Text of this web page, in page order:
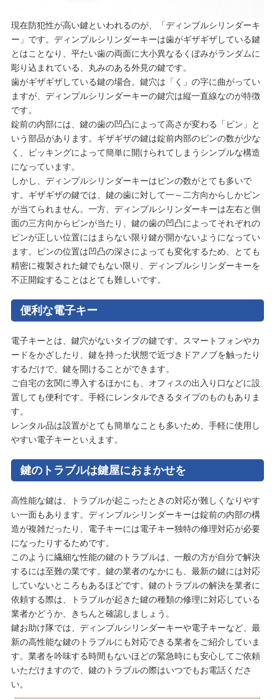
現在防犯性が高い鍵といわれるのが、「ディンプルシリンダーキ
ー」です。ディンプルシリンダーキーは歯がギザギザしている鍵
とはことなり、平たい歯の両面に大小異なるくぼみがランダムに
彫り込まれている、丸みのある外見の鍵です。
歯がギザギザしている鍵の場合。鍵穴は「く」の字に曲がってい
ますが、ディンプルシリンダーキーの鍵穴は縦一直線なのが特徴
です。
錠前の内部には、鍵の歯の凹凸によって高さが変わる「ピン」と
いう部品があります。ギザギザの鍵は錠前内部のピンの数が少な
く、ピッキングによって簡単に開けられてしまうシンプルな構造
になっています。
しかし、ディンプルシリンダーキーはピンの数がとても多いで
す。ギザギザの鍵では、鍵の歯に対して一～二方向からしかピン
が当てられません。一方、ディンプルシリンダーキーは左右と側
面の三方向からピンが当たり、鍵の歯の凹凸によってそれぞれの
ピンが正しい位置にはまらない限り鍵が開かないようになってい
ます。ピンの位置は凹凸の深さによっても変化するため、とても
精密に複製された鍵でもない限り、ディンプルシリンダーキーを
不正開錠することはとても難しいです。
便利な電子キー
電子キーとは、鍵穴がないタイプの鍵です。スマートフォンやカ
ードをかざしたり、鍵を持った状態で近づきドアノブを触ったり
するだけで、鍵を開けることができます。
ご自宅の玄関に導入するほかにも、オフィスの出入り口などに設
置しても便利です。手軽にレンタルできるタイプのものもありま
す。
レンタル品は設置がとても簡単なことも多いため、手軽に使用し
やすい電子キーといえます。
鍵のトラブルは鍵屋におまかせを
高性能な鍵は、トラブルが起こったときの対応が難しくなりやす
い一面もあります。ディンプルシリンダーキーは錠前の内部の構
造が複雑だったり、電子キーには電子キー独特の修理対応が必要
になったりするためです。
このように繊細な性能の鍵のトラブルは、一般の方が自分で解決
するには至難の業です。鍵の業者のなかにも、最新の鍵には対応
していないところもあるほどです。鍵のトラブルの解決を業者に
依頼する際は、トラブルが起きた鍵の種類の修理に対応している
業者かどうか、きちんと確認しましょう。
鍵お助け隊では、ディンプルシリンダーキーや電子キーなど、最
新の高性能な鍵のトラブルにも対応できる業者をご紹介していま
す。業者を吟味する時間もないほどの緊急時にも安心してご依頼
いただけますので、鍵のトラブルの際はいつでもお電話くださ
い。